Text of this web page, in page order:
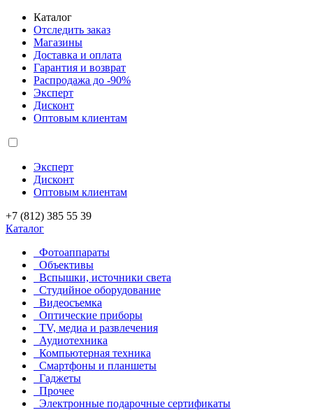
Каталог
Отследить заказ
Магазины
Доставка и оплата
Гарантия и возврат
Распродажа до -90%
Эксперт
Дисконт
Оптовым клиентам
Эксперт
Дисконт
Оптовым клиентам
+7 (812) 385 55 39
Каталог
Фотоаппараты
Объективы
Вспышки, источники света
Студийное оборудование
Видеосъемка
Оптические приборы
TV, медиа и развлечения
Аудиотехника
Компьютерная техника
Смартфоны и планшеты
Гаджеты
Прочее
Электронные подарочные сертификаты